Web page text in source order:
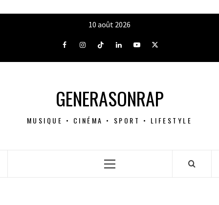
10 août 2026
FacebookInstagramTiktok LinkedInYoutube
X
GENERASONRAP
MUSIQUE • CINÉMA • SPORT • LIFESTYLE
Menu